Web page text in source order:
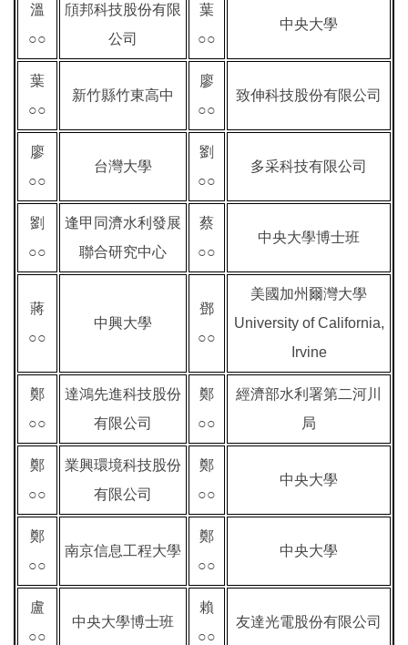
溫
○○
頎邦科技股份有限
公司
葉
○○
中央大學
葉
○○
新竹縣竹東高中
廖
○○
致伸科技股份有限公司
廖
○○
台灣大學
劉
○○
多采科技有限公司
劉
○○
逢甲同濟水利發展
聯合研究中心
蔡
○○
中央大學博士班
蔣
○○
中興大學
鄧
○○
美國加州爾灣大學
University of California,
Irvine
鄭
○○
達鴻先進科技股份
有限公司
鄭
○○
經濟部水利署第二河川
局
鄭
○○
業興環境科技股份
有限公司
鄭
○○
中央大學
鄭
○○
南京信息工程大學
鄭
○○
中央大學
盧
○○
中央大學博士班
賴
○○
友達光電股份有限公司